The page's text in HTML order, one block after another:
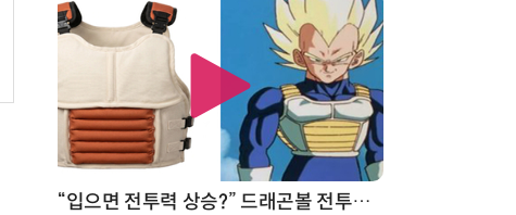
“입으면 전투력 상승?” 드래곤볼 전투복 닮은 중량조끼